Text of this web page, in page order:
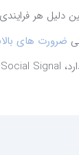
دلیل هر
ضرورت های